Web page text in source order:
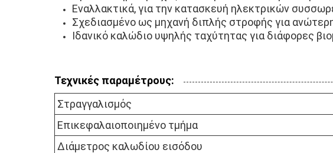
Εναλλακτικά, για την κατασκευή ηλεκτρικών
Σχεδιασμένο ως μηχανή διπλής στροφής για
Ιδανικό καλώδιο υψηλής ταχύτητας για διάφορες
Τεχνικές παραμέτρους:
Στραγγαλισμός
Επικεφαλαιοποιημένο τμήμα
Διάμετρος καλωδίου εισόδου